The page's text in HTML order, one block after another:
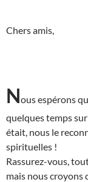
Chers amis,
Nous espérons
quelques temps
était, nous le
spirituelles !
Rassurez-vous,
mais nous croyons